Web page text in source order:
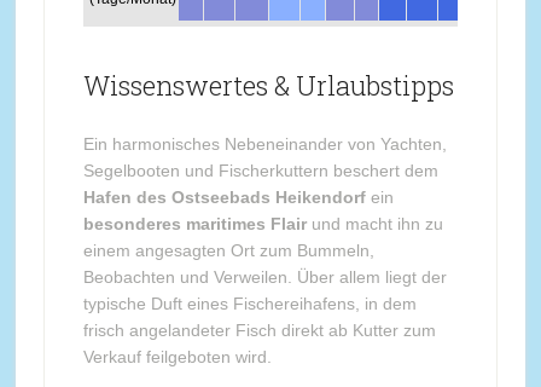
Wissenswertes & Urlaubstipps
Ein harmonisches Nebeneinander von Yachten,
Segelbooten und Fischerkuttern beschert dem
Hafen des Ostseebads Heikendorfein
besonderes maritimes Flairund macht ihn zu
einem angesagten Ort zum Bummeln,
Beobachten und Verweilen. Über allem liegt der
typische Duft eines Fischereihafens, in dem
frisch angelandeter Fisch direkt ab Kutter zum
Verkauf feilgeboten wird.